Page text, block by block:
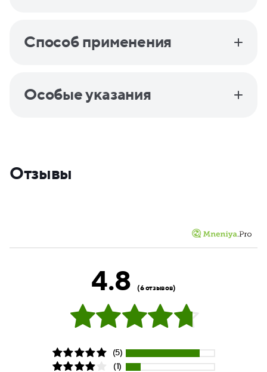
Способ применения
Особые указания
Отзывы
4.8 (6 отзывов)
(5)
(1)